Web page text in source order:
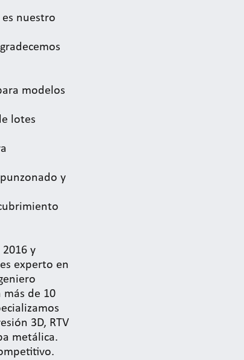
es nuestro
modelos
lotes
y
y
experto en
de 10
3D, RTV
metálica.